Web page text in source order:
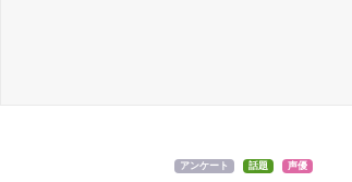
アンケート 話題 声優